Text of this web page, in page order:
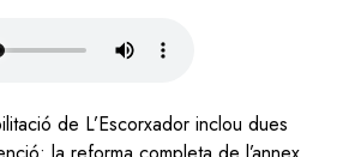
de L’Escorxador inclou dues